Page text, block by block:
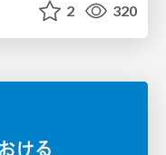
2 320